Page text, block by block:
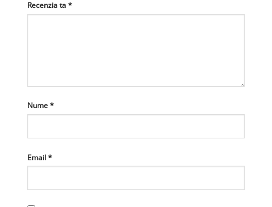
Recenzia ta *
Nume *
Email *